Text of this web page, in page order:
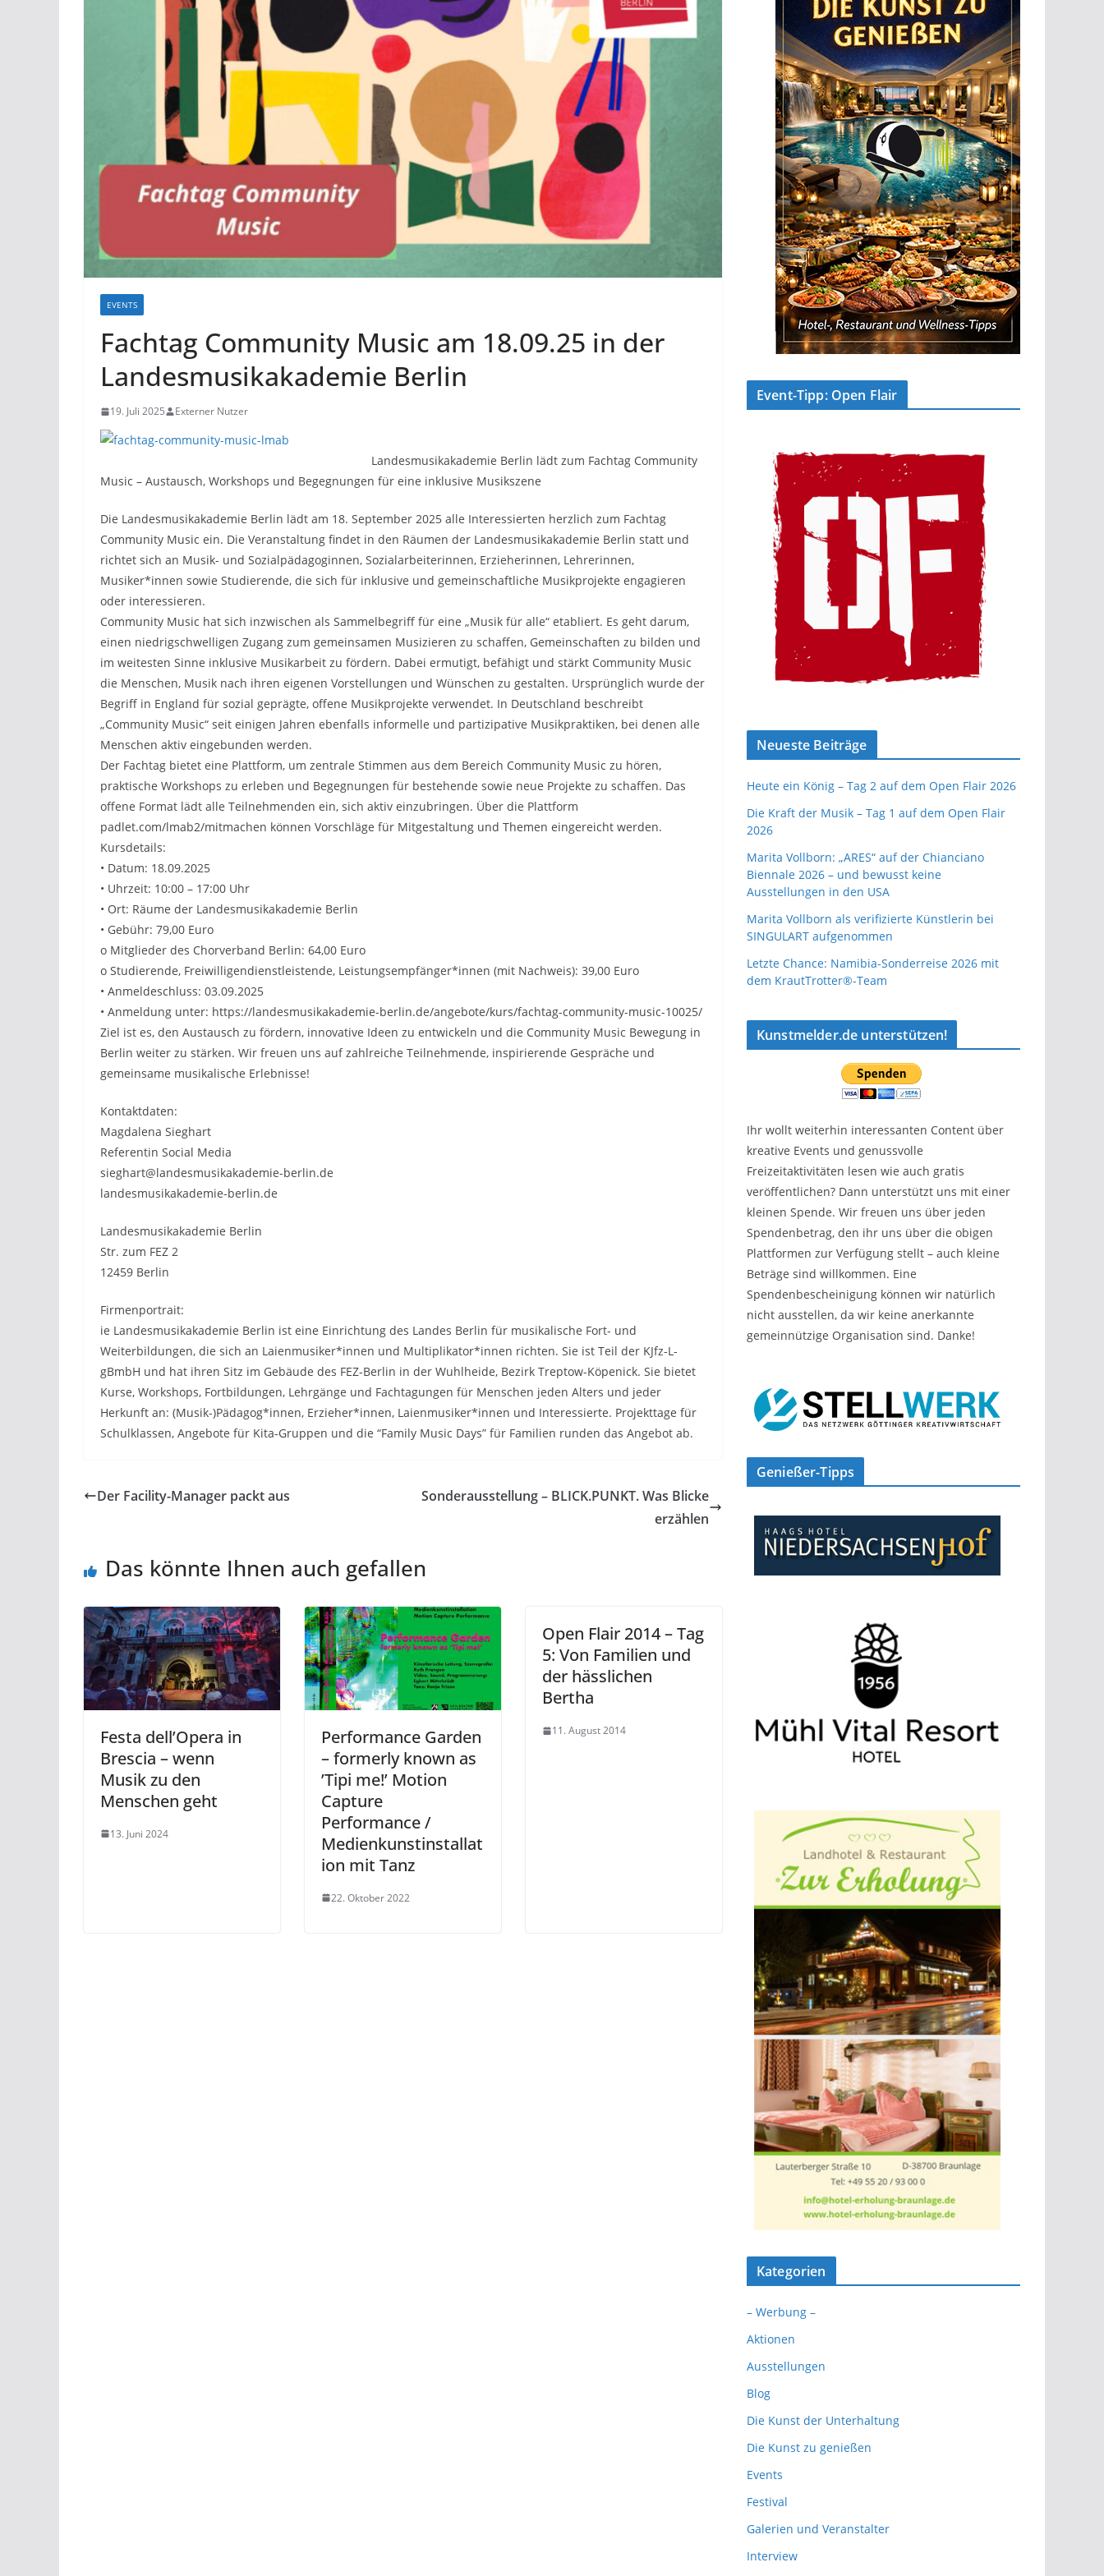
EVENTS
Fachtag Community Music am 18.09.25 in der
Landesmusikakademie Berlin
19. Juli 2025 Externer Nutzer
Landesmusikakademie Berlin lädt zum Fachtag Community
Music – Austausch, Workshops und Begegnungen für eine inklusive Musikszene
Die Landesmusikakademie Berlin lädt am 18. September 2025 alle Interessierten herzlich zum Fachtag
Community Music ein. Die Veranstaltung findet in den Räumen der Landesmusikakademie Berlin statt und
richtet sich an Musik- und Sozialpädagoginnen, Sozialarbeiterinnen, Erzieherinnen, Lehrerinnen,
Musiker*innen sowie Studierende, die sich für inklusive und gemeinschaftliche Musikprojekte engagieren
oder interessieren.
Community Music hat sich inzwischen als Sammelbegriff für eine „Musik für alle“ etabliert. Es geht darum,
einen niedrigschwelligen Zugang zum gemeinsamen Musizieren zu schaffen, Gemeinschaften zu bilden und
im weitesten Sinne inklusive Musikarbeit zu fördern. Dabei ermutigt, befähigt und stärkt Community Music
die Menschen, Musik nach ihren eigenen Vorstellungen und Wünschen zu gestalten. Ursprünglich wurde der
Begriff in England für sozial geprägte, offene Musikprojekte verwendet. In Deutschland beschreibt
„Community Music“ seit einigen Jahren ebenfalls informelle und partizipative Musikpraktiken, bei denen alle
Menschen aktiv eingebunden werden.
Der Fachtag bietet eine Plattform, um zentrale Stimmen aus dem Bereich Community Music zu hören,
praktische Workshops zu erleben und Begegnungen für bestehende sowie neue Projekte zu schaffen. Das
offene Format lädt alle Teilnehmenden ein, sich aktiv einzubringen. Über die Plattform
padlet.com/lmab2/mitmachen können Vorschläge für Mitgestaltung und Themen eingereicht werden.
Kursdetails:
• Datum: 18.09.2025
• Uhrzeit: 10:00 – 17:00 Uhr
• Ort: Räume der Landesmusikakademie Berlin
• Gebühr: 79,00 Euro
o Mitglieder des Chorverband Berlin: 64,00 Euro
o Studierende, Freiwilligendienstleistende, Leistungsempfänger*innen (mit Nachweis): 39,00 Euro
• Anmeldeschluss: 03.09.2025
• Anmeldung unter: https://landesmusikakademie-berlin.de/angebote/kurs/fachtag-community-music-10025/
Ziel ist es, den Austausch zu fördern, innovative Ideen zu entwickeln und die Community Music Bewegung in
Berlin weiter zu stärken. Wir freuen uns auf zahlreiche Teilnehmende, inspirierende Gespräche und
gemeinsame musikalische Erlebnisse!
Kontaktdaten:
Magdalena Sieghart
Referentin Social Media
sieghart@landesmusikakademie-berlin.de
landesmusikakademie-berlin.de
Landesmusikakademie Berlin
Str. zum FEZ 2
12459 Berlin
Firmenportrait:
ie Landesmusikakademie Berlin ist eine Einrichtung des Landes Berlin für musikalische Fort- und
Weiterbildungen, die sich an Laienmusiker*innen und Multiplikator*innen richten. Sie ist Teil der KJfz-L-
gBmbH und hat ihren Sitz im Gebäude des FEZ-Berlin in der Wuhlheide, Bezirk Treptow-Köpenick. Sie bietet
Kurse, Workshops, Fortbildungen, Lehrgänge und Fachtagungen für Menschen jeden Alters und jeder
Herkunft an: (Musik-)Pädagog*innen, Erzieher*innen, Laienmusiker*innen und Interessierte. Projekttage für
Schulklassen, Angebote für Kita-Gruppen und die “Family Music Days” für Familien runden das Angebot ab.
Der Facility-Manager packt aus
Sonderausstellung – BLICK.PUNKT. Was Blicke
erzählen
Das könnte Ihnen auch gefallen
Festa dell’Opera in
Brescia – wenn
Musik zu den
Menschen geht
13. Juni 2024
Performance Garden
– formerly known as
’Tipi me!’ Motion
Capture
Performance /
Medienkunstinstallat
ion mit Tanz
22. Oktober 2022
Open Flair 2014 – Tag
5: Von Familien und
der hässlichen
Bertha
11. August 2014
Event-Tipp: Open Flair
Neueste Beiträge
Heute ein König – Tag 2 auf dem Open Flair 2026
Die Kraft der Musik – Tag 1 auf dem Open Flair
2026
Marita Vollborn: „ARES“ auf der Chianciano
Biennale 2026 – und bewusst keine
Ausstellungen in den USA
Marita Vollborn als verifizierte Künstlerin bei
SINGULART aufgenommen
Letzte Chance: Namibia-Sonderreise 2026 mit
dem KrautTrotter®-Team
Kunstmelder.de unterstützen!
Ihr wollt weiterhin interessanten Content über
kreative Events und genussvolle
Freizeitaktivitäten lesen wie auch gratis
veröffentlichen? Dann unterstützt uns mit einer
kleinen Spende. Wir freuen uns über jeden
Spendenbetrag, den ihr uns über die obigen
Plattformen zur Verfügung stellt – auch kleine
Beträge sind willkommen. Eine
Spendenbescheinigung können wir natürlich
nicht ausstellen, da wir keine anerkannte
gemeinnützige Organisation sind. Danke!
Genießer-Tipps
Kategorien
– Werbung –
Aktionen
Ausstellungen
Blog
Die Kunst der Unterhaltung
Die Kunst zu genießen
Events
Festival
Galerien und Veranstalter
Interview